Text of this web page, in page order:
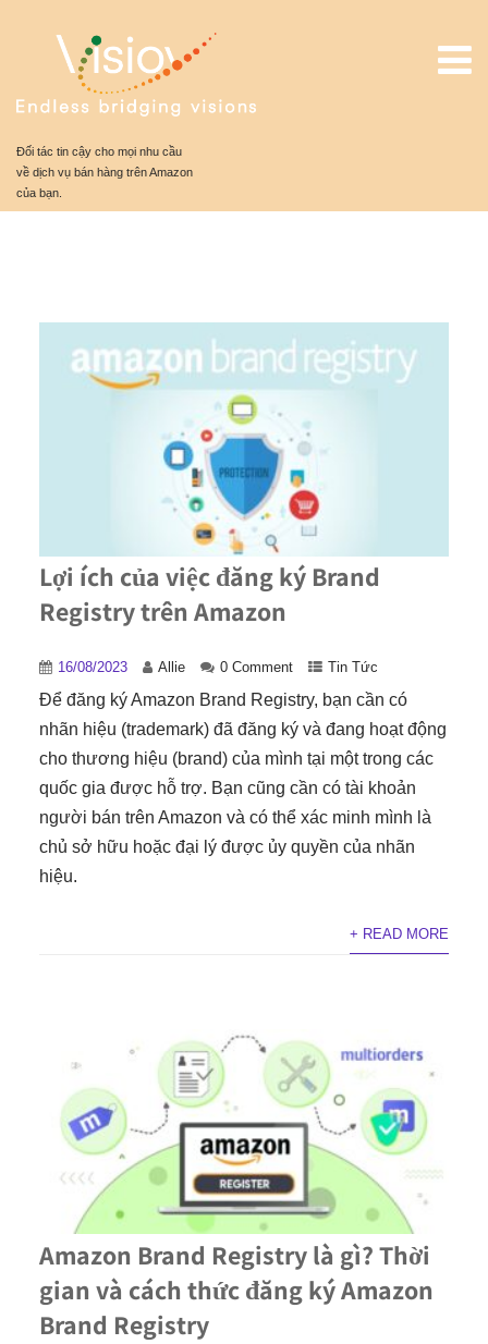
Đối tác tin cậy cho mọi nhu cầu
về dịch vụ bán hàng trên Amazon
của bạn.
Lợi ích của việc đăng ký Brand
Registry trên Amazon
16/08/2023 Allie 0 Comment Tin Tức
Để đăng ký Amazon Brand Registry, bạn cần có
nhãn hiệu (trademark) đã đăng ký và đang hoạt động
cho thương hiệu (brand) của mình tại một trong các
quốc gia được hỗ trợ. Bạn cũng cần có tài khoản
người bán trên Amazon và có thể xác minh mình là
chủ sở hữu hoặc đại lý được ủy quyền của nhãn
hiệu.
+ READ MORE
Amazon Brand Registry là gì? Thời
gian và cách thức đăng ký Amazon
Brand Registry